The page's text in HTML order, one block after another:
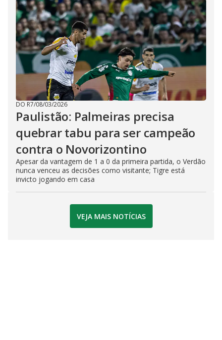
DO R7/08/03/2026
Paulistão: Palmeiras precisa
quebrar tabu para ser campeão
contra o Novorizontino
Apesar da vantagem de 1 a 0 da primeira partida, o Verdão
nunca venceu as decisões como visitante; Tigre está
invicto jogando em casa
VEJA MAIS NOTÍCIAS